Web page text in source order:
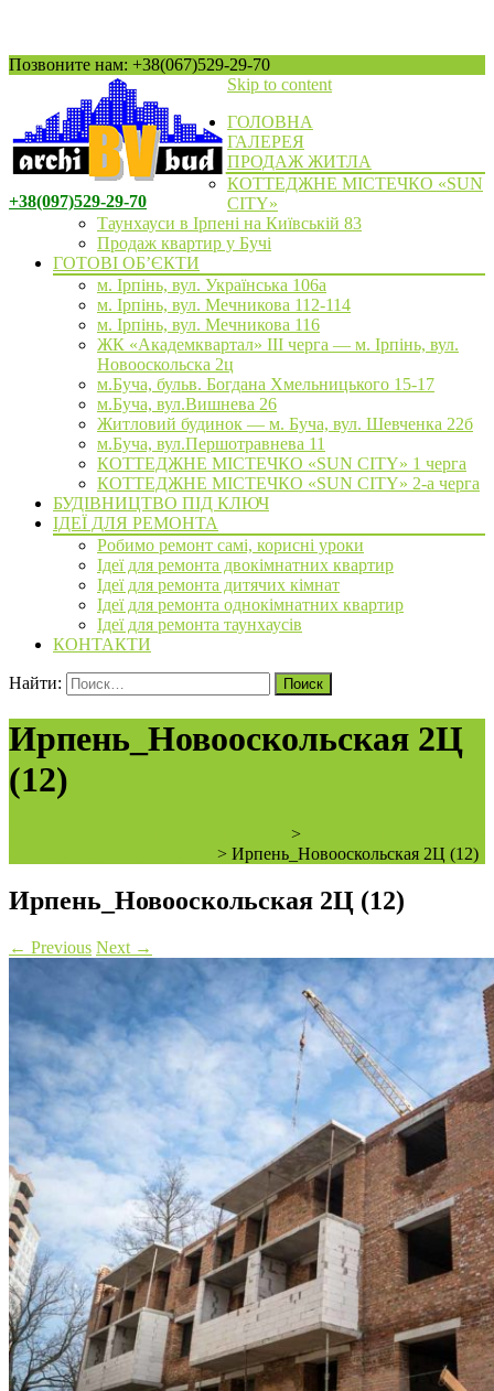
Позвоните нам: +38(067)529-29-70
+38(097)529-29-70
Skip to content
ГОЛОВНА
ГАЛЕРЕЯ
ПРОДАЖ ЖИТЛА
КОТТЕДЖНЕ МІСТЕЧКО «SUN
CITY»
Таунхауси в Ірпені на Київській 83
Продаж квартир у Бучі
ГОТОВІ ОБ’ЄКТИ
м. Ірпінь, вул. Українська 106а
м. Ірпінь, вул. Мечникова 112-114
м. Ірпінь, вул. Мечникова 116
ЖК «Академквартал» III черга — м. Ірпінь, вул.
Новооскольска 2ц
м.Буча, бульв. Богдана Хмельницького 15-17
м.Буча, вул.Вишнева 26
Житловий будинок — м. Буча, вул. Шевченка 22б
м.Буча, вул.Першотравнева 11
КОТТЕДЖНЕ МІСТЕЧКО «SUN CITY» 1 черга
КОТТЕДЖНЕ МІСТЕЧКО «SUN CITY» 2-а черга
БУДІВНИЦТВО ПІД КЛЮЧ
ІДЕЇ ДЛЯ РЕМОНТА
Робимо ремонт самі, корисні уроки
Ідеї для ремонта двокімнатних квартир
Ідеї для ремонта дитячих кімнат
Ідеї для ремонта однокімнатних квартир
Ідеї для ремонта таунхаусів
КОНТАКТИ
Найти:
Ирпень_Новооскольская 2Ц
(12)
>
> Ирпень_Новооскольская 2Ц (12)
Ирпень_Новооскольская 2Ц (12)
← Previous Next →